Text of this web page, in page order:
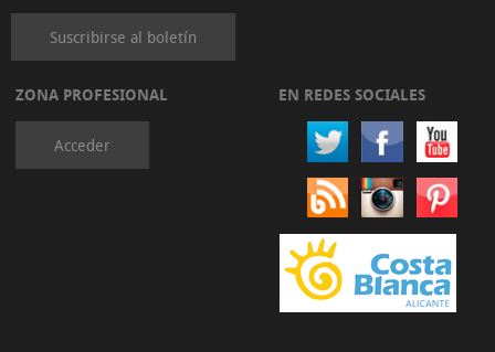
Suscribirse al boletín
ZONA PROFESIONAL
Acceder
EN REDES SOCIALES